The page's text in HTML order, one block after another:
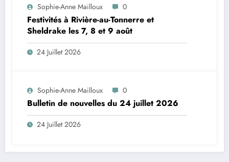
Sophie-Anne Mailloux 0
Festivités à Rivière-au-Tonnerre et
Sheldrake les 7, 8 et 9 août
24 Juillet 2026
Sophie-Anne Mailloux 0
Bulletin de nouvelles du 24 juillet 2026
24 Juillet 2026